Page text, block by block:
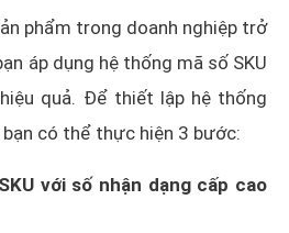
phẩm trong doanh nghiệp trở
áp dụng hệ thống mã số SKU
quả. Để thiết lập hệ thống
bạn có thể thực hiện 3 bước:
với số nhận dạng cấp cao